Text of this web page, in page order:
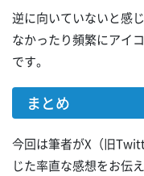
逆に向いていないと感
なかったり頻繁にアイ
です。
まとめ
今回は筆者がX（旧
じた率直な感想をお伝